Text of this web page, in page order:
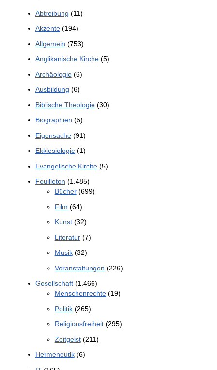
Abtreibung (11)
Akzente(194)
Allgemein (753)
Anglikanische Kirche(5)
Archäologie(6)
Ausbildung (6)
Biblische Theologie(30)
Biographien (6)
Eigensache(91)
Ekklesiologie(1)
Evangelische Kirche(5)
Feuilleton (1.485)
Bücher(699)
Film (64)
Kunst(32)
Literatur(7)
Musik(32)
Veranstaltungen (226)
Gesellschaft(1.466)
Menschenrechte(19)
Politik(265)
Religionsfreiheit(295)
Zeitgeist(211)
Hermeneutik(6)